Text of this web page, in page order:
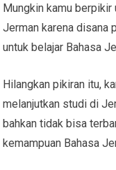
Mungkin kamu berpikir
Jerman karena disana
untuk belajar Bahasa
Hilangkan pikiran itu,
melanjutkan studi di
bahkan tidak bisa
kemampuan Bahasa